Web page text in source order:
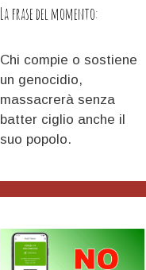
La frase del momento:
Chi compie o sostiene
un genocidio,
massacrerà senza
batter ciglio anche il
suo popolo.